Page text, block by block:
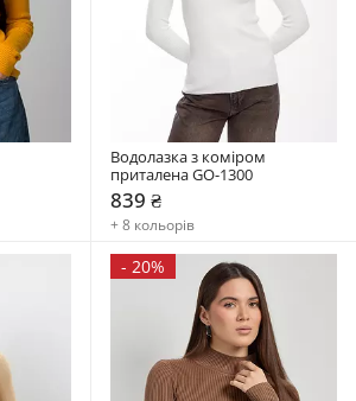
Водолазка з коміром
приталена GO-1300
839 ₴
+ 8 кольорів
- 20%